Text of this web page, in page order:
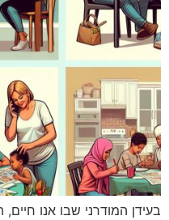
בעידן המודרני שבו אנו